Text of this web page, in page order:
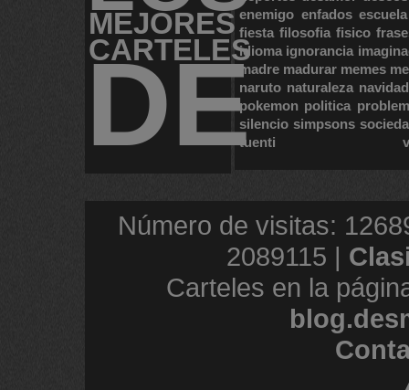
MEJORES
CARTELES
DE
enemigo enfados escuela
fiesta filosofia fisico
idioma ignorancia
madre madurar memes
naruto naturaleza navidad
pokemon politica
silencio simpsons
tuenti
Número de visitas:
2089115 |
Carteles en la